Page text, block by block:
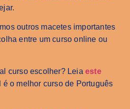
outros macetes importantes
entre um curso online ou
curso escolher? Leia este
é o melhor curso de Português